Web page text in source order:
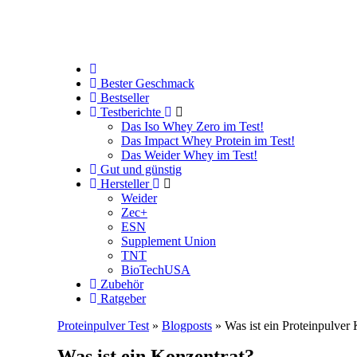
Bester Geschmack
Bestseller
Testberichte
Das Iso Whey Zero im Test!
Das Impact Whey Protein im Test!
Das Weider Whey im Test!
Gut und günstig
Hersteller
Weider
Zec+
ESN
Supplement Union
TNT
BioTechUSA
Zubehör
Ratgeber
Proteinpulver Test » Blogposts » Was ist ein Proteinpulver